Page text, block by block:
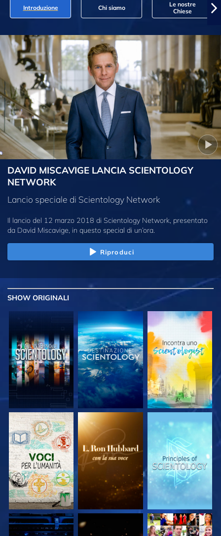
Introduzione Chi siamo
Le nostre
Chiese
DAVID MISCAVIGE LANCIA SCIENTOLOGY
NETWORK
Lancio speciale di Scientology Network
Il lancio del 12 marzo 2018 di Scientology Network, presentato
da David Miscavige, in questo special di un’ora.
Riproduci
SHOW ORIGINALI
ESPLORA LE
SERIE
ESPLORA LE
SERIE
ESPLORA LE
SERIE